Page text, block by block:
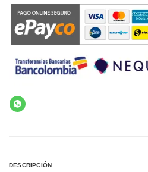
DESCRIPCIÓN